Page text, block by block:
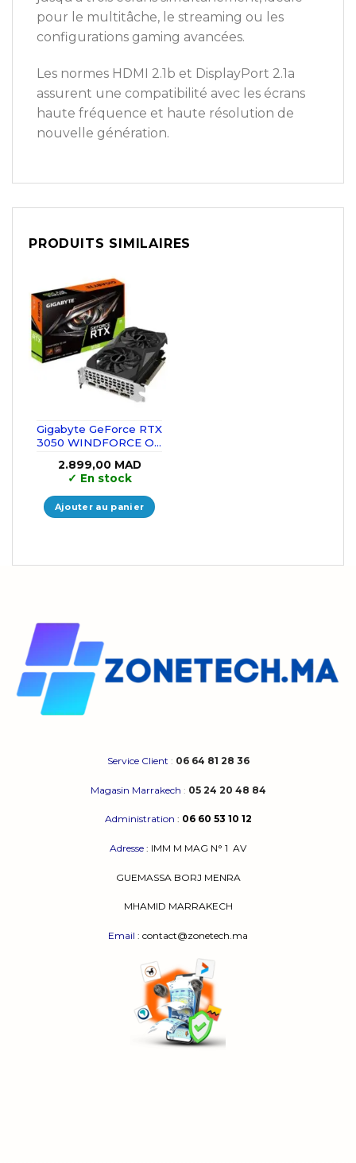
pour le multitâche, le streaming ou les
configurations gaming avancées.
Les normes HDMI 2.1b et DisplayPort 2.1a
assurent une compatibilité avec les écrans
haute fréquence et haute résolution de
nouvelle génération.
PRODUITS SIMILAIRES
Gigabyte GeForce RTX
3050 WINDFORCE OC
2.899,00 MAD
✓ En stock
Ajouter au panier
Service Client : 06 64 81 28 36
Magasin Marrakech : 05 24 20 48 84
Administration : 06 60 53 10 12
Adresse : IMM M MAG N° 1 AV
GUEMASSA BORJ MENRA
MHAMID MARRAKECH
Email : contact@zonetech.ma